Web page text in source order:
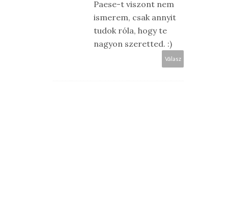
Paese-t viszont nem
ismerem, csak annyit
tudok róla, hogy te
nagyon szeretted. :)
Válasz